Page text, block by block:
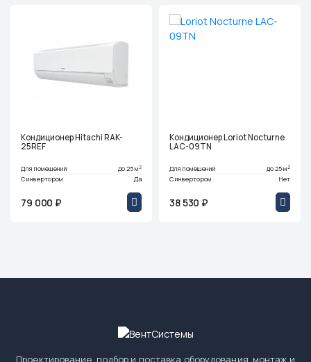
Кондиционер Hitachi RAK-
25REF
Для помещений до 25 м 2
С инвертором Да
79 000 ₽
Кондиционер Loriot Nocturne
LAC-09TN
Для помещений до 25 м 2
С инвертором Нет
38 530 ₽
Проектирование, подбор и поставка оборудования, монтаж и